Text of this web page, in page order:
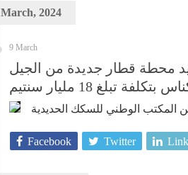
March, 2024
9 March
محطة قطار جديدة من الجيل
تبلغ 18 مليار سنتيم
Facebook Twitter